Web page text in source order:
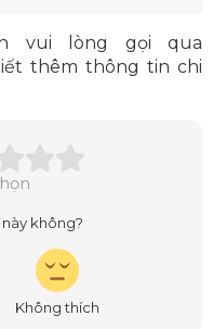
vui lòng gọi qua
thêm thông tin chi
không?
Không thích